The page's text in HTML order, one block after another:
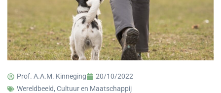
Prof. A.A.M. Kinneging
20/10/2022
Wereldbeeld, Cultuur en Maatschappij